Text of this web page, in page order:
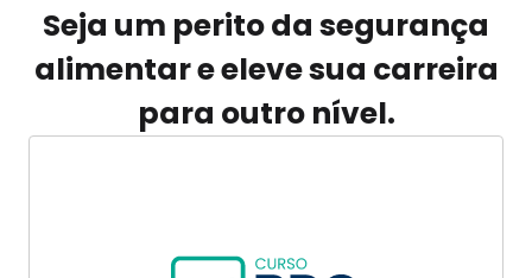
Seja um perito da segurança
alimentar e eleve sua carreira
para outro nível.